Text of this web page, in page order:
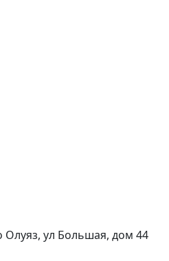
Олуяз, ул Большая, дом 44